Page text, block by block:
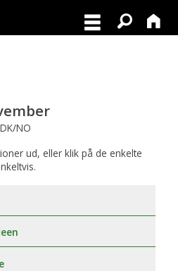
NO
ud, eller klik på de enkelte